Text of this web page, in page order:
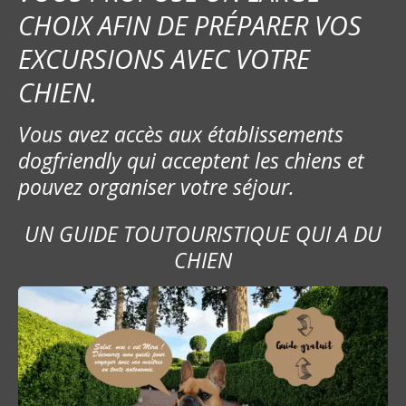
n
d
e
l
’
a
r
t
i
c
CHOIX AFIN DE PRÉPARER VOS
EXCURSIONS AVEC VOTRE
CHIEN.
Vous avez accès aux établissements
dogfriendly qui acceptent les chiens et
pouvez organiser votre séjour.
UN GUIDE TOUTOURISTIQUE QUI A DU
CHIEN